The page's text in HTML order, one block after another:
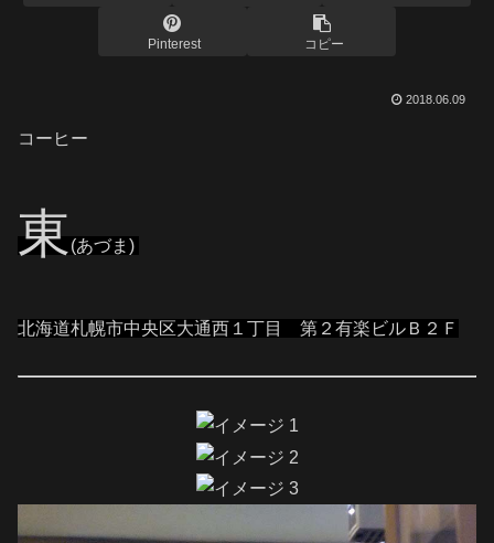
Pinterest コピー
2018.06.09
コーヒー
東(あづま)
北海道札幌市中央区大通西１丁目 第２有楽ビルＢ２Ｆ